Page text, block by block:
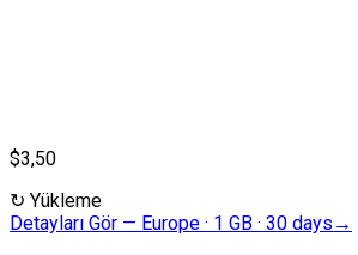
$3,50
↻ Yükleme
Detayları Gör — Europe · 1 GB · 30 days →